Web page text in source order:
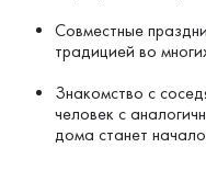
Совместные
традицией во
Знакомство с
человек с
дома станет